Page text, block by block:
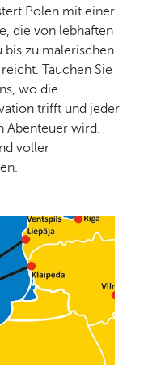
Polen mit einer
die von lebhaften
bis zu malerischen
Tauchen Sie
wo die
trifft und jeder
Abenteuer wird.
voller